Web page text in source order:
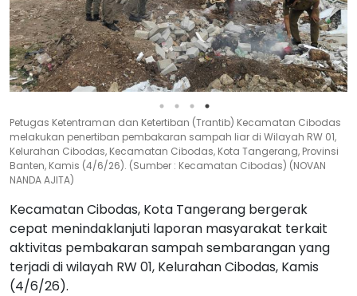
Petugas Ketentraman dan Ketertiban (Trantib) Kecamatan Cibodas
melakukan penertiban pembakaran sampah liar di Wilayah RW 01,
Kelurahan Cibodas, Kecamatan Cibodas, Kota Tangerang, Provinsi
Banten, Kamis (4/6/26). (Sumber : Kecamatan Cibodas) (NOVAN
NANDA AJITA)
Kecamatan Cibodas, Kota Tangerang bergerak
cepat menindaklanjuti laporan masyarakat terkait
aktivitas pembakaran sampah sembarangan yang
terjadi di wilayah RW 01, Kelurahan Cibodas, Kamis
(4/6/26).